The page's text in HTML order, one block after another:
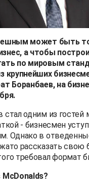
может быть
а чтобы
по мировым
крупнейших
Боранбаев, на
стал одним из гостей
- бизнесмен
Однако в
рассказать свою
требовал формат
McDonalds?